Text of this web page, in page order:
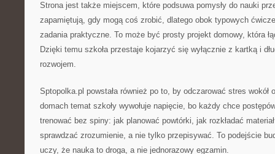
Strona jest także miejscem, które podsuwa pomysły do nauki
zapamiętują, gdy mogą coś zrobić, dlatego obok typowych
zadania praktyczne. To może być prosty projekt domowy, która
Dzięki temu szkoła przestaje kojarzyć się wyłącznie z kartką i
rozwojem.
Sptopolka.pl powstała również po to, by odczarować stres wokół
domach temat szkoły wywołuje napięcie, bo każdy chce
trenować bez spiny: jak planować powtórki, jak rozkładać
sprawdzać zrozumienie, a nie tylko przepisywać. To podejście
uczy, że nauka to droga, a nie jednorazowy egzamin.